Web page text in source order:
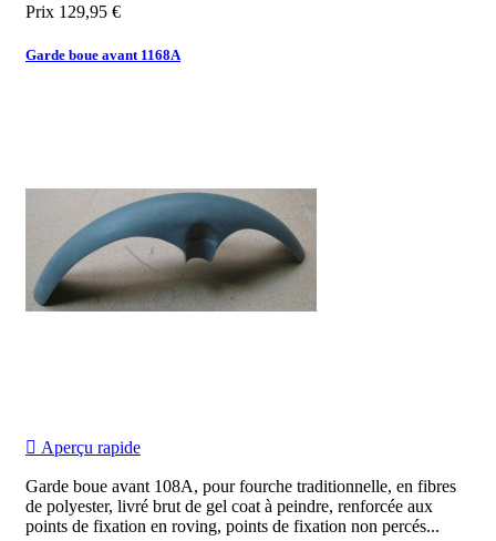
Prix 129,95 €
Garde boue avant 1168A
 Aperçu rapide
Garde boue avant 108A, pour fourche traditionnelle, en fibres
de polyester, livré brut de gel coat à peindre, renforcée aux
points de fixation en roving, points de fixation non percés...